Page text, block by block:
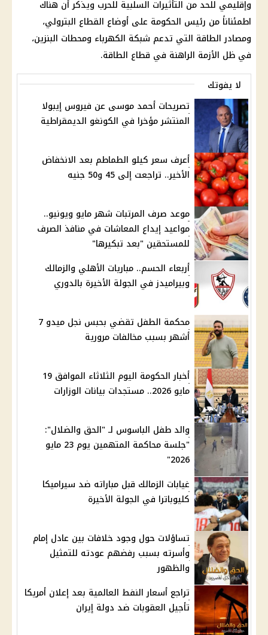
وإقليمي للحد من التأثيرات السلبية للحرب ويذكر أن هناك
اطمئناناً من رئيس الحكومة على أوضاع القطاع البترولي،
ومصادر الطاقة التي تدعم شبكة الكهرباء ومحطات البنزين،
في ظل الأزمة الراهنة في قطاع الطاقة.
لا يفوتك
تصريحات أحمد موسى عن فيروس إيبولا
المنتشر مؤخرا في الكونغو الديمقراطية
أعرف سعر كيلو الطماطم بعد الانخفاض
الأخير.. تراجعت إلى 45 و50 جنيه
موعد صرف المرتبات شهر مايو ويونيو..
مواعيد إيداع المعاشات في منافذ الصرف
للمستحقين "بعد تبكيرها"
أربعاء الحسم.. مباريات الأهلي والزمالك
وبيراميدز في الجولة الأخيرة بالدوري
محكمة الطفل تقضي بحبس نجل ميدو 7
أشهر بسبب مخالفات مرورية
أخبار الحكومة اليوم الثلاثاء الموافق 19
مايو 2026.. مستجدات بيانات الوزارات
والد طفل الباسوس لـ "الحق والضلال":
"جلسة محاكمة المتهمين يوم 23 مايو
2026"
غيابات الزمالك قبل مباراته ضد سيراميكا
كليوباترا في الجولة الأخيرة
تساؤلات حول وجود خلافات بين عادل إمام
وأسرته بسبب رفضهم عودته للتمثيل
والظهور
تراجع أسعار النفط العالمية بعد إعلان أمريكا
تأجيل العقوبات ضد دولة إيران